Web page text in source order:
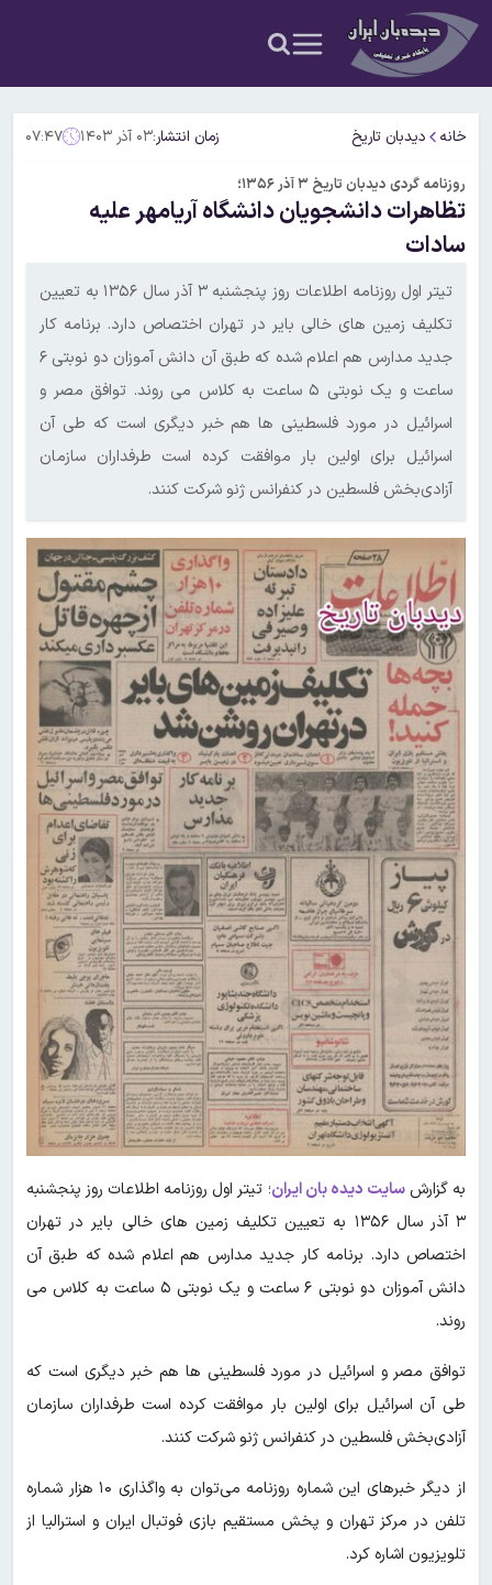
خانه دیدبان تاریخ زمان انتشار:۰۳ آذر ۱۴۰۳ ۰۷:۴۷
روزنامه گردی دیدبان تاریخ ۳ آذر ۱۳۵۶؛
تظاهرات دانشجویان دانشگاه آریامهر علیه
سادات
تیتر اول روزنامه اطلاعات روز پنجشنبه ۳ آذر سال ۱۳۵۶ به تعیین
تکلیف زمین های خالی بایر در تهران اختصاص دارد. برنامه‌ کار
جدید مدارس هم اعلام‌ شده که طبق آن دانش آموزان دو نوبتی ۶
ساعت و یک نوبتی ۵ ساعت به کلاس می روند. توافق مصر و
اسرائیل در مورد فلسطینی ها هم خبر دیگری است که طی آن
اسرائیل برای اولین بار موافقت کرده است طرفداران سازمان
آزادی‌بخش فلسطین در کنفرانس ژنو شرکت کنند.
به گزارشسایت دیده بان ایران؛ تیتر اول روزنامه اطلاعات روز پنجشنبه
۳ آذر سال ۱۳۵۶ به تعیین تکلیف زمین های خالی بایر در تهران
اختصاص دارد. برنامه‌ کار جدید مدارس هم اعلام‌ شده که طبق آن
دانش آموزان دو نوبتی ۶ ساعت و یک نوبتی ۵ ساعت به کلاس می
روند.
توافق مصر و اسرائیل در مورد فلسطینی ها هم خبر دیگری است که
طی آن اسرائیل برای اولین بار موافقت کرده است طرفداران سازمان
آزادی‌بخش فلسطین در کنفرانس ژنو شرکت کنند.
از دیگر خبرهای این شماره روزنامه می‌توان به واگذاری ۱۰ هزار شماره
تلفن در مرکز تهران و پخش مستقیم بازی فوتبال ایران و استرالیا از
تلویزیون اشاره کرد.